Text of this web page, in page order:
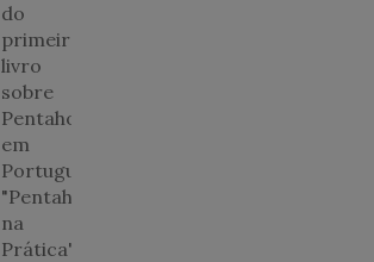
do
primeiro
livro
sobre
Pentaho
em
Português,
"Pentaho
na
Prática",